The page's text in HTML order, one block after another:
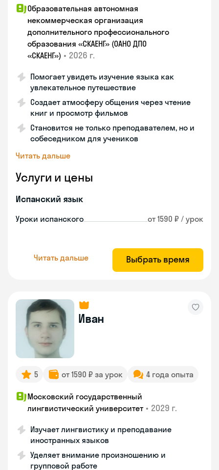
Образовательная автономная
некоммерческая организация
дополнительного профессионального
образования «СКАЕНГ» (ОАНО ДПО
«СКАЕНГ») • 2026 г.
Помогает увидеть изучение языка как
увлекательное путешествие
Создает атмосферу общения через чтение
книг и просмотр фильмов
Становится не только преподавателем, но и
собеседником для учеников
Читать дальше
Услуги и цены
Испанский язык
Уроки испанского от 1590 ₽ / урок
Читать дальше Выбрать время
Иван
5 от 1590 ₽ за урок 4 года опыта
Московский государственный
лингвистический университет • 2029 г.
Изучает лингвистику и преподавание
иностранных языков
Уделяет внимание произношению и
групповой работе